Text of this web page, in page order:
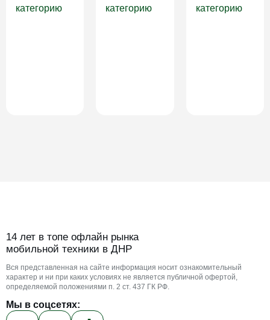
категорию
категорию
категорию
14 лет в топе офлайн рынка
мобильной техники в ДНР
Вся представленная на сайте информация носит ознакомительный
характер и ни при каких условиях не является публичной офертой,
определяемой положениями п. 2 ст. 437 ГК РФ.
Мы в соцсетях: